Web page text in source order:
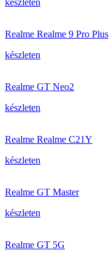
készleten
Realme Realme 9 Pro Plus
készleten
Realme GT Neo2
készleten
Realme Realme C21Y
készleten
Realme GT Master
készleten
Realme GT 5G